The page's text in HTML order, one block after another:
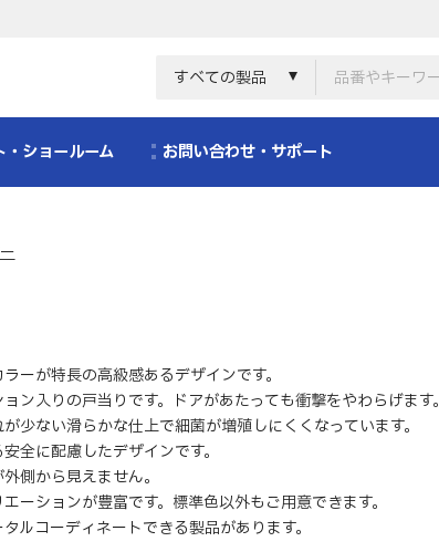
すべての製品
・ショールーム お問い合わせ・サポート
ーが特長の高級感あるデザインです。
ン入りの戸当りです。ドアがあたっても衝撃をやわらげます。
少ない滑らかな仕上で細菌が増殖しにくくなっています。
全に配慮したデザインです。
側から見えません。
ーションが豊富です。標準色以外もご用意できます。
ルコーディネートできる製品があります。